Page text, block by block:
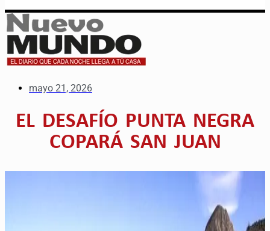
mayo 21, 2026
EL DESAFÍO PUNTA NEGRA
COPARÁ SAN JUAN